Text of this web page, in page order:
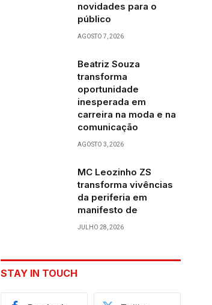
novidades para o
público
AGOSTO 7, 2026
Beatriz Souza
transforma
oportunidade
inesperada em
carreira na moda e na
comunicação
AGOSTO 3, 2026
MC Leozinho ZS
transforma vivências
da periferia em
manifesto de
JULHO 28, 2026
STAY IN TOUCH